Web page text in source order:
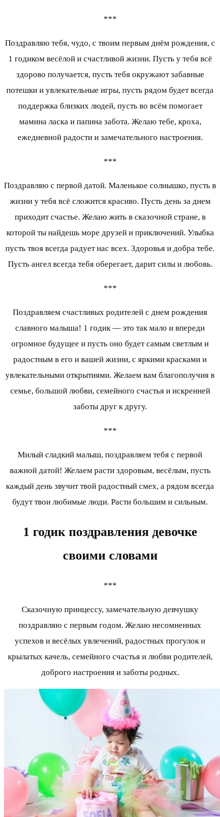
***
Поздравляю тебя, чудо, с твоим первым днём рождения, с
1 годиком весёлой и счастливой жизни. Пусть у тебя всё
здорово получается, пусть тебя окружают забавные
потешки и увлекательные игры, пусть рядом будет всегда
поддержка близких людей, пусть во всём помогает
мамина ласка и папина забота. Желаю тебе, кроха,
ежедневной радости и замечательного настроения.
***
Поздравляю с первой датой. Маленькое солнышко, пусть в
жизни у тебя всё сложится красиво. Пусть день за днем
приходит счастье. Желаю жить в сказочной стране, в
которой ты найдешь море друзей и приключений. Улыбка
пусть твоя всегда радует нас всех. Здоровья и добра тебе.
Пусть ангел всегда тебя оберегает, дарит силы и любовь.
***
Поздравляем счастливых родителей с днем рождения
славного малыша! 1 годик — это так мало и впереди
огромное будущее и пусть оно будет самым светлым и
радостным в его и вашей жизни, с яркими красками и
увлекательными открытиями. Желаем вам благополучия в
семье, большой любви, семейного счастья и искренней
заботы друг к другу.
***
Милый сладкий малыш, поздравляем тебя с первой
важной датой! Желаем расти здоровым, весёлым, пусть
каждый день звучит твой радостный смех, а рядом всегда
будут твои любимые люди. Расти большим и сильным.
1 годик поздравления девочке
своими словами
***
Сказочную принцессу, замечательную девчушку
поздравляю с первым годом. Желаю несомненных
успехов и весёлых увлечений, радостных прогулок и
крылатых качель, семейного счастья и любви родителей,
доброго настроения и заботы родных.